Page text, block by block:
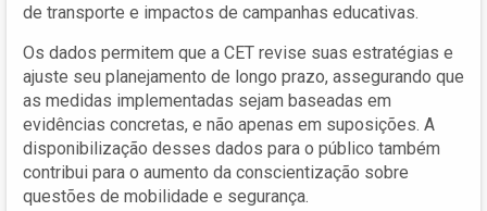
de transporte e impactos de campanhas educativas.
Os dados permitem que a CET revise suas estratégias e
ajuste seu planejamento de longo prazo, assegurando que
as medidas implementadas sejam baseadas em
evidências concretas, e não apenas em suposições. A
disponibilização desses dados para o público também
contribui para o aumento da conscientização sobre
questões de mobilidade e segurança.